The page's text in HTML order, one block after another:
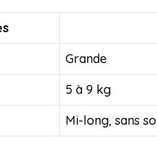
Grande
5 à 9 kg
Mi-long, sans